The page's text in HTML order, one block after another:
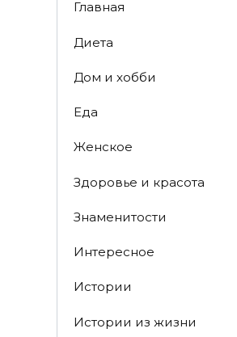
Главная
Диета
Дом и хобби
Еда
Женское
Здоровье и красота
Знаменитости
Интересное
Истории
Истории из жизни